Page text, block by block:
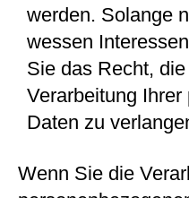
werden. Solange
wessen
Sie das Recht,
Verarbeitung
Daten zu
Wenn Sie die